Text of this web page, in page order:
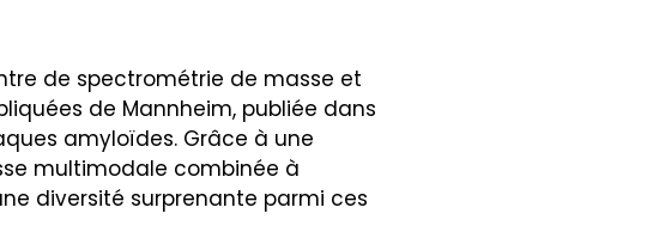
de spectrométrie de masse et
de Mannheim, publiée dans
amyloïdes. Grâce à une
multimodale combinée à
diversité surprenante parmi ces